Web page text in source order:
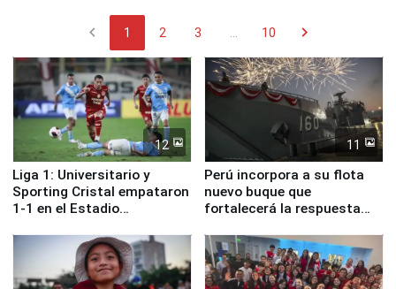
chevron_left 1 2 3 10 chevron_right
12
Liga 1: Universitario y
Sporting Cristal empataron
1-1 en el Estadio
11
Perú incorpora a su flota
nuevo buque que
fortalecerá la respuesta